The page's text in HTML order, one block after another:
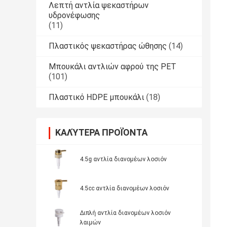
Λεπτή αντλία ψεκαστήρων
υδρονέφωσης
(11)
Πλαστικός ψεκαστήρας ώθησης (14)
Μπουκάλι αντλιών αφρού της PET
(101)
Πλαστικό HDPE μπουκάλι (18)
ΚΑΛΎΤΕΡΑ ΠΡΟΪΌΝΤΑ
4.5g αντλία διανομέων λοσιόν
4.5cc αντλία διανομέων λοσιόν
Διπλή αντλία διανομέων λοσιόν
λαιμών